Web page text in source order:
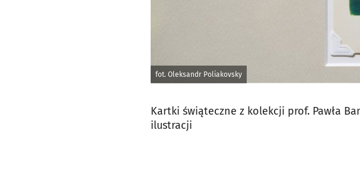
fot. Oleksandr Poliakovsky
Kartki świąteczne z kolekcji prof. Pawła
ilustracji